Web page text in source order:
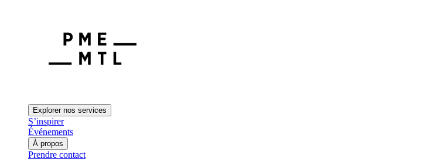
Explorer nos services
S’inspirer
Événements
À propos
Prendre contact